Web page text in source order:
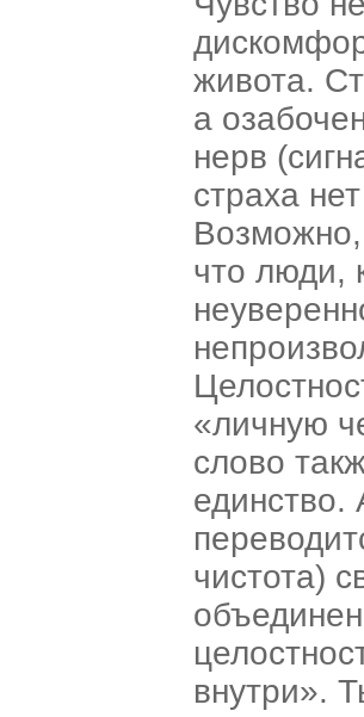
живота.
а
нерв
страха
Возможно,
что люди,
«личную
слово
единство.
чистота)
внутри».